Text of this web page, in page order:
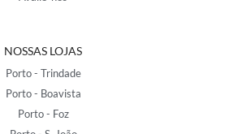
NOSSAS LOJAS
Porto - Trindade
Porto - Boavista
Porto - Foz